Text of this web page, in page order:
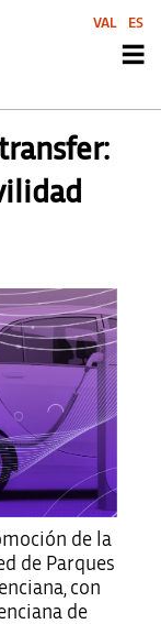
de la
de Parques
con
de
VAL ES